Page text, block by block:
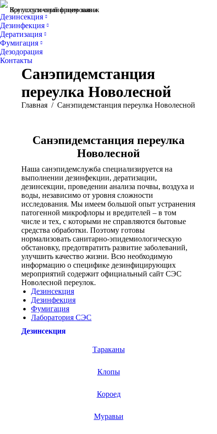
Все услуги сертифицированы
Круглосуточный прием заявок
Дезинсекция
Дезинфекция
Дератизация
Фумигация
Дезодорация
Контакты
Санэпидемстанция
переулка Новолесной
Вы здесь:
Главная Санэпидемстанция переулка Новолесной
Санэпидемстанция переулка
Новолесной
Наша санэпидемслужба специализируется на
выполнении дезинфекции, дератизации,
дезинсекции, проведении анализа почвы, воздуха и
воды, независимо от уровня сложности
исследования. Мы имеем большой опыт устранения
патогенной микрофлоры и вредителей – в том
числе и тех, с которыми не справляются бытовые
средства обработки. Поэтому готовы
нормализовать санитарно-эпидемиологическую
обстановку, предотвратить развитие заболеваний,
улучшить качество жизни. Всю необходимую
информацию о специфике дезинфицирующих
мероприятий содержит официальный сайт СЭС
Новолесной переулок.
Дезинсекция
Дезинфекция
Фумигация
Лаборатория СЭС
Дезинсекция
Тараканы
Клопы
Короед
Муравьи